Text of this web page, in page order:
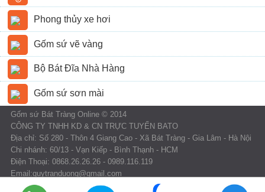
Phong thủy xe hơi
Gốm sứ vẽ vàng
Bộ Bát Đĩa Nhà Hàng
Gốm sứ sơn mài
Gốm sứ Bát Tràng Online © 2014
CÔNG TY TNHH KD & CN TRỰC TUYẾN BATO
Địa chỉ: Số 280 - Thôn 4 Giang Cao - Xã Bát Tràng - Gia Lâm - Hà Nội
Chi nhánh: 60/13 - Vạn Kiếp - Bình Thạnh - HCM
Điện Thoại: 0868.26.26.26 - 0989.116.119
Email:quytranduong@gmail.com